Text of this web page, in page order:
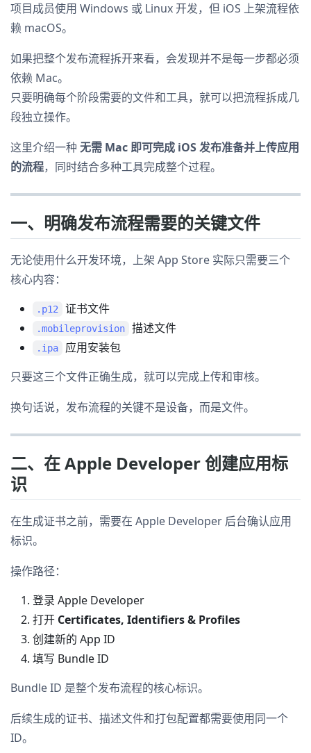
项目成员使用 Windows 或 Linux 开发，但 iOS 上架流程依
赖 macOS。
如果把整个发布流程拆开来看，会发现并不是每一步都必须
依赖 Mac。
只要明确每个阶段需要的文件和工具，就可以把流程拆成几
段独立操作。
这里介绍一种 无需 Mac 即可完成 iOS 发布准备并上传应用
的流程，同时结合多种工具完成整个过程。
一、明确发布流程需要的关键文件
无论使用什么开发环境，上架 App Store 实际只需要三个
核心内容：
.p12 证书文件
.mobileprovision 描述文件
.ipa
应用安装包
只要这三个文件正确生成，就可以完成上传和审核。
换句话说，发布流程的关键不是设备，而是文件。
二、在 Apple Developer 创建应用标
识
在生成证书之前，需要在 Apple Developer 后台确认应用
标识。
操作路径：
登录 Apple Developer
打开 Certificates, Identifiers & Profiles
创建新的 App ID
填写 Bundle ID
Bundle ID 是整个发布流程的核心标识。
后续生成的证书、描述文件和打包配置都需要使用同一个
ID。